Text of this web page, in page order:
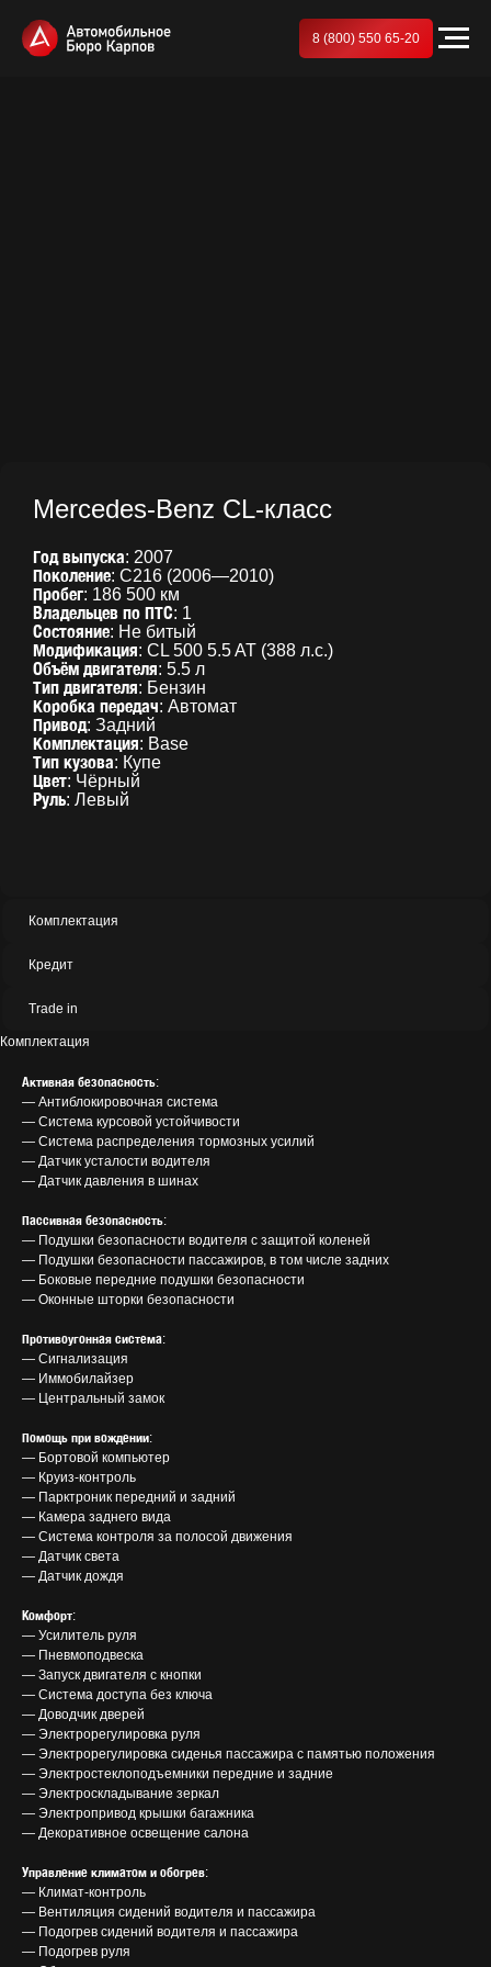
8 (800) 550 65-20
Mercedes-Benz CL-класс
Год выпуска: 2007
Поколение: C216 (2006—2010)
Пробег: 186 500 км
Владельцев по ПТС: 1
Состояние: Не битый
Модификация: CL 500 5.5 AT (388 л.с.)
Объём двигателя: 5.5 л
Тип двигателя: Бензин
Коробка передач: Автомат
Привод: Задний
Комплектация: Base
Тип кузова: Купе
Цвет: Чёрный
Руль: Левый
Комплектация
Кредит
Trade in
Комплектация
Активная безопасность:
— Антиблокировочная система
— Система курсовой устойчивости
— Система распределения тормозных усилий
— Датчик усталости водителя
— Датчик давления в шинах
Пассивная безопасность:
— Подушки безопасности водителя с защитой коленей
— Подушки безопасности пассажиров, в том числе задних
— Боковые передние подушки безопасности
— Оконные шторки безопасности
Противоугонная система:
— Сигнализация
— Иммобилайзер
— Центральный замок
Помощь при вождении:
— Бортовой компьютер
— Круиз-контроль
— Парктроник передний и задний
— Камера заднего вида
— Система контроля за полосой движения
— Датчик света
— Датчик дождя
Комфорт:
— Усилитель руля
— Пневмоподвеска
— Запуск двигателя с кнопки
— Система доступа без ключа
— Доводчик дверей
— Электрорегулировка руля
— Электрорегулировка сиденья пассажира с памятью положения
— Электростеклоподъемники передние и задние
— Электроскладывание зеркал
— Электропривод крышки багажника
— Декоративное освещение салона
Управление климатом и обогрев:
— Климат-контроль
— Вентиляция сидений водителя и пассажира
— Подогрев сидений водителя и пассажира
— Подогрев руля